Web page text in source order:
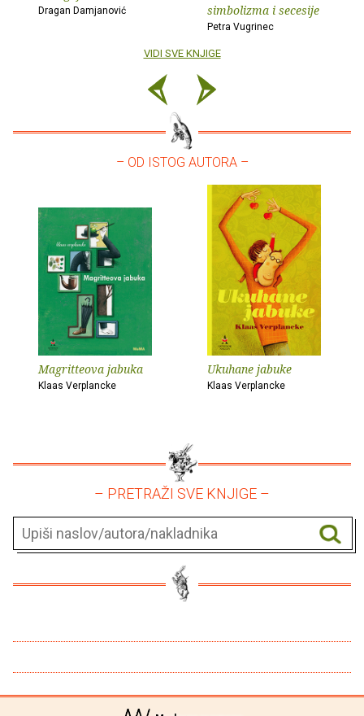
Dragan Damjanović
simbolizma i secesije
Petra Vugrinec
VIDI SVE KNJIGE
– OD ISTOG AUTORA –
Magritteova jabuka
Klaas Verplancke
Ukuhane jabuke
Klaas Verplancke
– PRETRAŽI SVE KNJIGE –